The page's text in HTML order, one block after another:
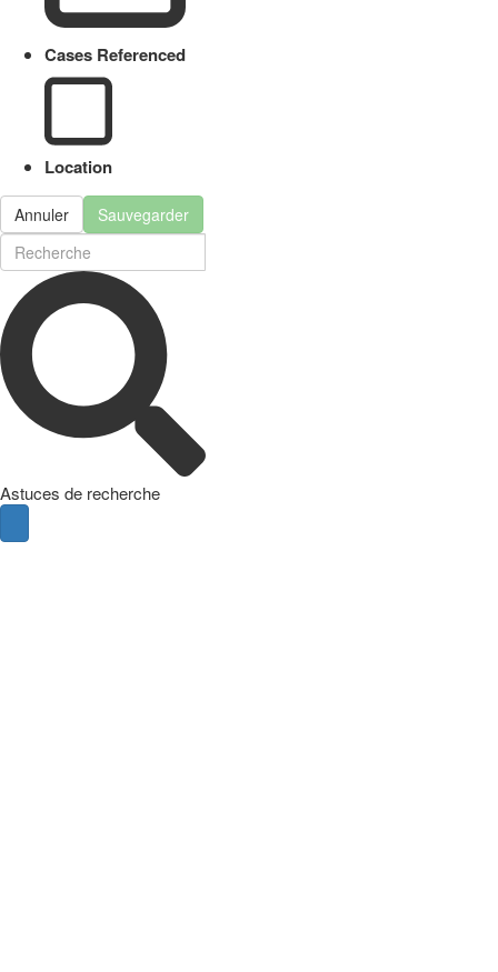
Cases Referenced
Location
Annuler Sauvegarder
Astuces de recherche